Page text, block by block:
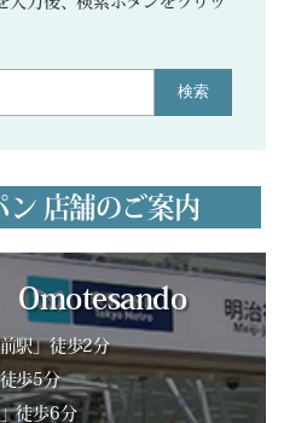
検索
ン 店舗のご案内
前駅」徒歩2分
徒歩5分
」徒歩6分